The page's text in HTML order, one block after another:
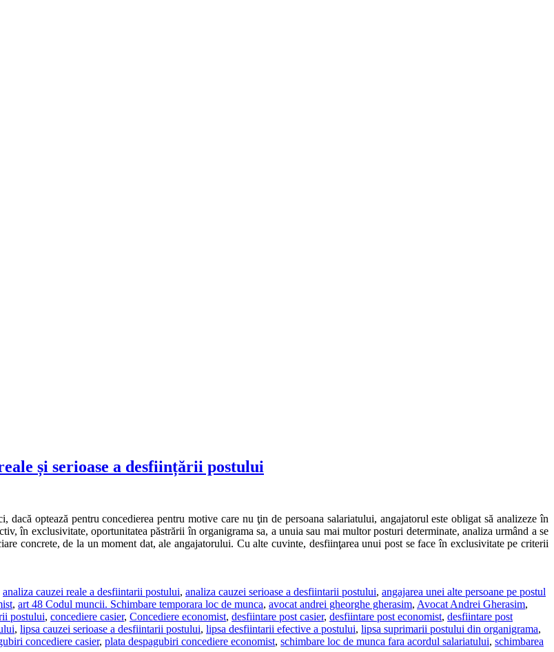
și serioase a desființării postului
optează pentru concedierea pentru motive care nu ţin de persoana salariatului, angajatorul este obligat să analizeze în
în exclusivitate, oportunitatea păstrării în organigrama sa, a unuia sau mai multor posturi determinate, analiza urmând a se
concrete, de la un moment dat, ale angajatorului. Cu alte cuvinte, desfiinţarea unui post se face în exclusivitate pe criterii
analiza cauzei reale a desfiintarii postului, analiza cauzei serioase a desfiintarii postului, angajarea unei alte persoane pe postul
, art 48 Codul muncii. Schimbare temporara loc de munca, avocat andrei gheorghe gherasim, Avocat Andrei Gherasim,
postului, concediere casier, Concediere economist, desfiintare post casier, desfiintare post economist, desfiintare post
, lipsa cauzei serioase a desfiintarii postului, lipsa desfiintarii efective a postului, lipsa suprimarii postului din organigrama,
concediere casier, plata despagubiri concediere economist, schimbare loc de munca fara acordul salariatului, schimbarea